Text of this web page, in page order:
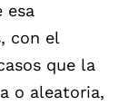
esa
con el
que la
o aleatoria,